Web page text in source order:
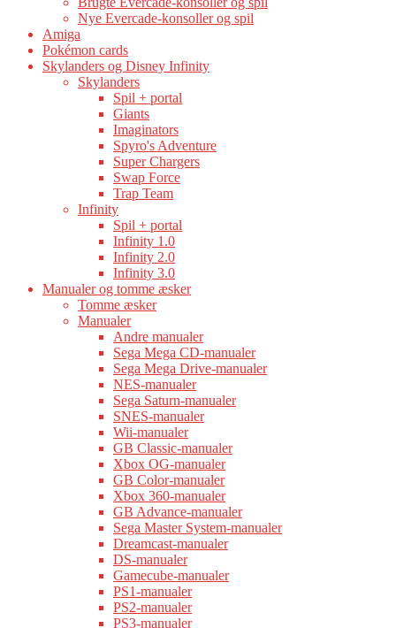
Nye Evercade-konsoller og spil
Amiga
Pokémon cards
Skylanders og Disney Infinity
Skylanders
Spil + portal
Giants
Imaginators
Spyro's Adventure
Super Chargers
Swap Force
Trap Team
Infinity
Spil + portal
Infinity 1.0
Infinity 2.0
Infinity 3.0
Manualer og tomme æsker
Tomme æsker
Manualer
Andre manualer
Sega Mega CD-manualer
Sega Mega Drive-manualer
NES-manualer
Sega Saturn-manualer
SNES-manualer
Wii-manualer
GB Classic-manualer
Xbox OG-manualer
GB Color-manualer
Xbox 360-manualer
GB Advance-manualer
Sega Master System-manualer
Dreamcast-manualer
DS-manualer
Gamecube-manualer
PS1-manualer
PS2-manualer
PS3-manualer